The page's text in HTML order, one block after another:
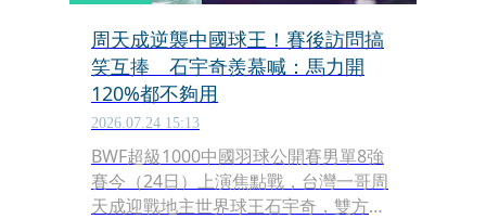
周天成逆襲中國球王！賽後訪問搞
笑互捧 石宇奇羨慕喊：馬力開
120%都不夠用
2026.07.24 15:13
BWF超級1000中國羽球公開賽男單8強
賽今（24日）上演焦點戰，台灣一哥周
天成迎戰地主世界球王石宇奇，雙方生